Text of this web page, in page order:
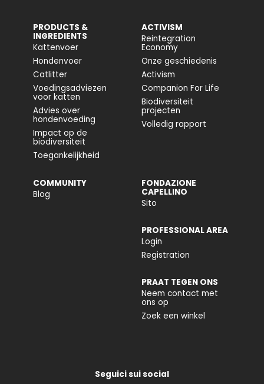
PRODUCTS &
INGREDIENTS
Kattenvoer
Hondenvoer
Catlitter
Voedingsadviezen
voor katten
Advies over
hondenvoeding
Impact op de
biodiversiteit
Toegankelijkheid
ACTIVISM
Reintegration
Economy
Onze geschiedenis
Activism
Companion For Life
Biodiversiteit
projecten
Volledig rapport
COMMUNITY
Blog
FONDAZIONE
CAPELLINO
Sito
PROFESSIONAL AREA
Login
Registration
PRAAT TEGEN ONS
Neem contact met
ons op
Zoek een winkel
Seguici sui social